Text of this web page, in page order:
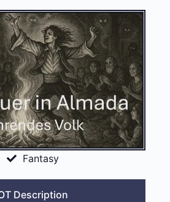
Fantasy
Description